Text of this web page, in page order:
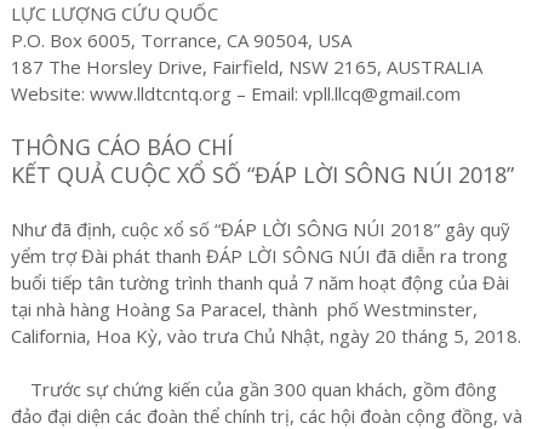
LỰC LƯỢNG CỨU QUỐC
P.O. Box 6005, Torrance, CA 90504, USA
187 The Horsley Drive, Fairfield, NSW 2165, AUSTRALIA
Website: www.lldtcntq.org – Email: vpll.llcq@gmail.com
THÔNG CÁO BÁO CHÍ
KẾT QUẢ CUỘC XỔ SỐ “ĐÁP LỜI SÔNG NÚI 2018”
Như đã định, cuộc xổ số “ĐÁP LỜI SÔNG NÚI 2018” gây quỹ
yểm trợ Đài phát thanh ĐÁP LỜI SÔNG NÚI đã diễn ra trong
buổi tiếp tân tường trình thanh quả 7 năm hoạt động của Đài
tại nhà hàng Hoàng Sa Paracel, thành phố Westminster,
California, Hoa Kỳ, vào trưa Chủ Nhật, ngày 20 tháng 5, 2018.
Trước sự chứng kiến của gần 300 quan khách, gồm đông
đảo đại diện các đoàn thể chính trị, các hội đoàn cộng đồng, và